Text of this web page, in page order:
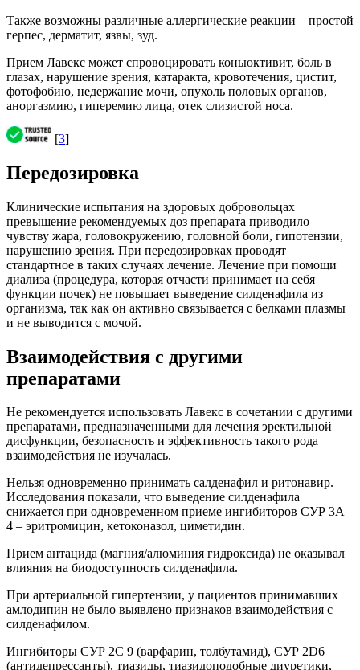
Также возможны различные аллергические реакции – простой
герпес, дерматит, язвы, зуд.
Прием Лавекс может спровоцировать коньюктивит, боль в
глазах, нарушение зрения, катаракта, кровотечения, цистит,
фотофобию, недержание мочи, опухоль половых органов,
аноргазмию, гиперемию лица, отек слизистой носа.
[3]
Передозировка
Клинические испытания на здоровых добровольцах
превышение рекомендуемых доз препарата приводило
чувству жара, головокружению, головной боли, гипотензии,
нарушению зрения. При передозировках проводят
стандартное в таких случаях лечение. Лечение при помощи
диализа (процедура, которая отчасти принимает на себя
функции почек) не повышает выведение силденафила из
организма, так как он активно связывается с белками плазмы
и не выводится с мочой.
Взаимодействия с другими
препаратами
Не рекомендуется использовать Лавекс в сочетании с другими
препаратами, предназначенными для лечения эректильной
дисфункции, безопасность и эффективность такого рода
взаимодействия не изучалась.
Нельзя одновременно принимать салденафил и ритонавир.
Исследования показали, что выведение силденафила
снижается при одновременном приеме ингибиторов СУР 3А
4 – эритромицин, кетоконазол, циметидин.
Прием антацида (магния/алюминия гидроксида) не оказывал
влияния на биодоступность силденафила.
При артериальной гипертензии, у пациентов принимавших
амлодипин не было выявлено признаков взаимодействия с
силденафилом.
Ингибиторы СУР 2С 9 (варфарин, толбутамид), СУР 2D6
(антидепрессанты), тиазиды, тиазидоподобные диуретики,